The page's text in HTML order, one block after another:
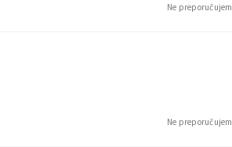
Ne preporučujem
Ne preporučujem